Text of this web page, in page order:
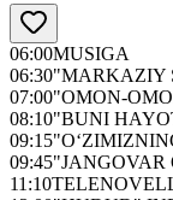
06:00MUSIGA
06:30"MARKAZIY
07:00"OMON-
08:10"BUNI
09:15
09:45
11:10